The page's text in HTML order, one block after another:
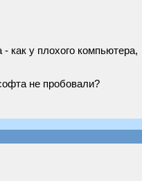
как у плохого компьютера,
не пробовали?